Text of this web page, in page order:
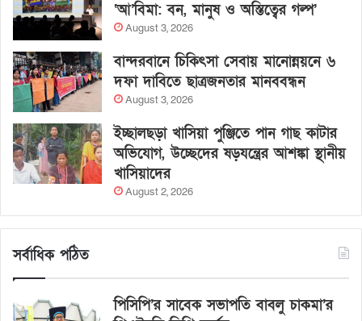
‘আ’বিমা: বন, মানুষ ও অস্তিত্বের গল্প’
August 3, 2026
বান্দরবানে চিকিৎসা সেবায় মানোন্নয়নে ৬
দফা দাবিতে ছাত্রজনতার মানববন্ধন
August 3, 2026
ইচ্ছালছড়া খাসিয়া পুঞ্জিতে পান গাছ কাটার
অভিযোগ, উচ্ছেদের ষড়যন্ত্রের আশঙ্কা স্থানীয়
খাসিয়াদের
August 2, 2026
সর্বাধিক পঠিত
পিসিপি’র সাবেক সভাপতি বাবলু চাকমা’র